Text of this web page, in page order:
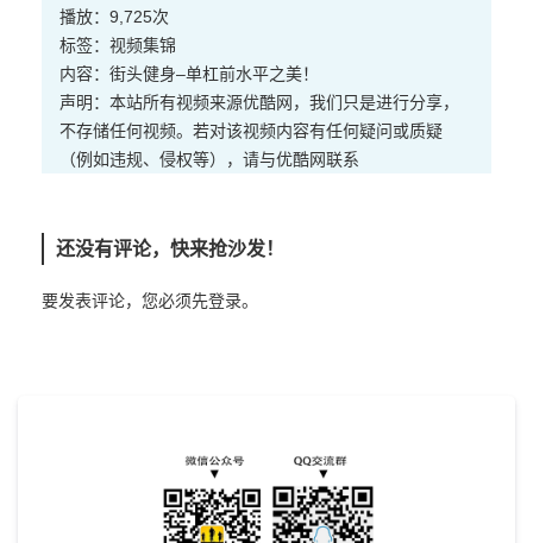
播放：9,725次
标签： 视频集锦
内容：街头健身–单杠前水平之美！
声明：本站所有视频来源优酷网，我们只是进行分享，
不存储任何视频。若对该视频内容有任何疑问或质疑
（例如违规、侵权等），请与优酷网联系
还没有评论，快来抢沙发！
要发表评论，您必须先登录。